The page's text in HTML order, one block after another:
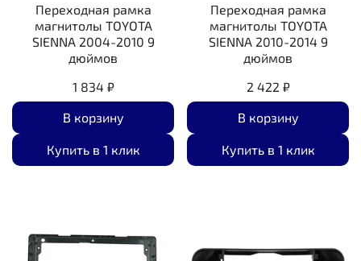
Переходная рамка
магнитолы TOYOTA
SIENNA 2004-2010 9
дюймов
1 834 ₽
В корзину
Купить в 1 клик
Переходная рамка
магнитолы TOYOTA
SIENNA 2010-2014 9
дюймов
2 422 ₽
В корзину
Купить в 1 клик